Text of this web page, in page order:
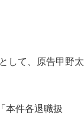
して、原告甲野太
本件各退職扱